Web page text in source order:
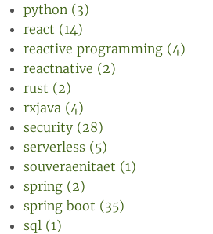
python (3)
react (14)
reactive programming (4)
reactnative (2)
rust (2)
rxjava (4)
security (28)
serverless (5)
souveraenitaet (1)
spring (2)
spring boot (35)
sql (1)